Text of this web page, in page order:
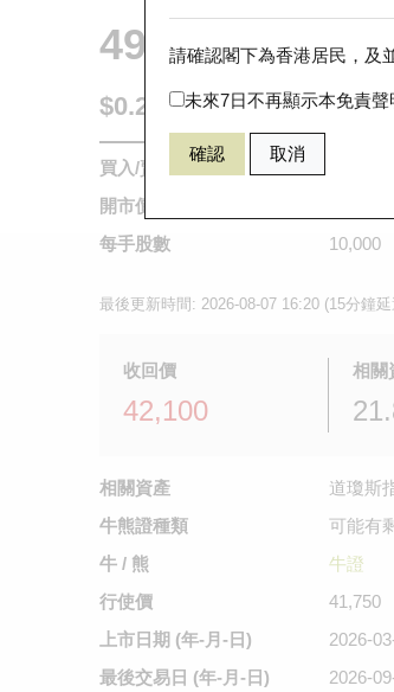
請確認閣下為香港居民，及
未來7日不再顯示本免責聲
確認 取消
49510 瑞銀牛
$0.255 0.01 (-3.77%) 即時
買入/賣出價
開市價
每手股數
10,000
最後更新時間: 2026-08-07 16:20 (15分鐘
收回價
42,100
相關
相關資產
道瓊斯
牛熊證種類
可能有
牛 / 熊
牛證
行使價
41,750
上市日期 (年-月-日)
2026-
最後交易日 (年-月-日)
2026-